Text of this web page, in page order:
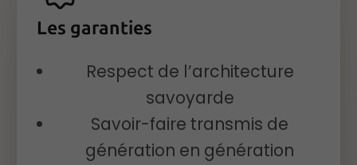
Les garanties
Respect de l’architecture
savoyarde
Savoir-faire transmis de
génération en génération